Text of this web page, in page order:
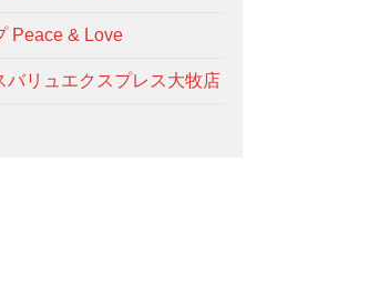
Peace & Love
バリュエクスプレス大牧店